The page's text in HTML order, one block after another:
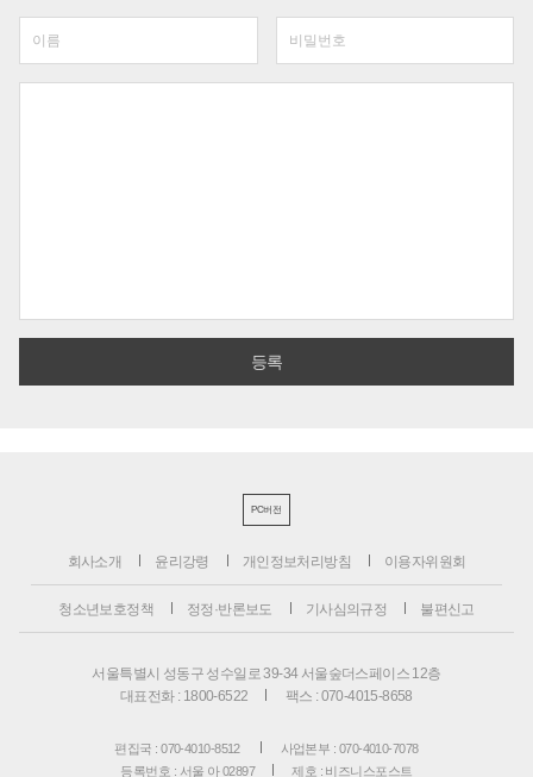
PC버전
회사소개 윤리강령 개인정보처리방침 이용자위원회
청소년보호정책 정정·반론보도 기사심의규정 불편신고
서울특별시 성동구 성수일로 39-34 서울숲더스페이스 12층
대표전화 : 1800-6522
팩스 : 070-4015-8658
편집국 : 070-4010-8512
사업본부 : 070-4010-7078
등록번호 : 서울 아 02897
제호 : 비즈니스포스트